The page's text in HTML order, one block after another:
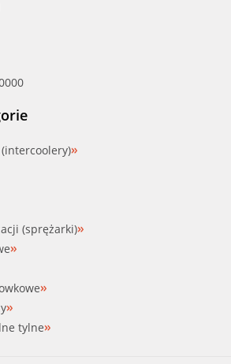
(sprężarki)
tylne